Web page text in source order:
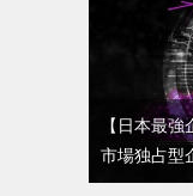
【日本最
市場独占型